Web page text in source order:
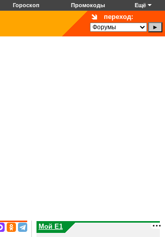
Гороскоп Промокоды Ещё
переход:
Мой E1